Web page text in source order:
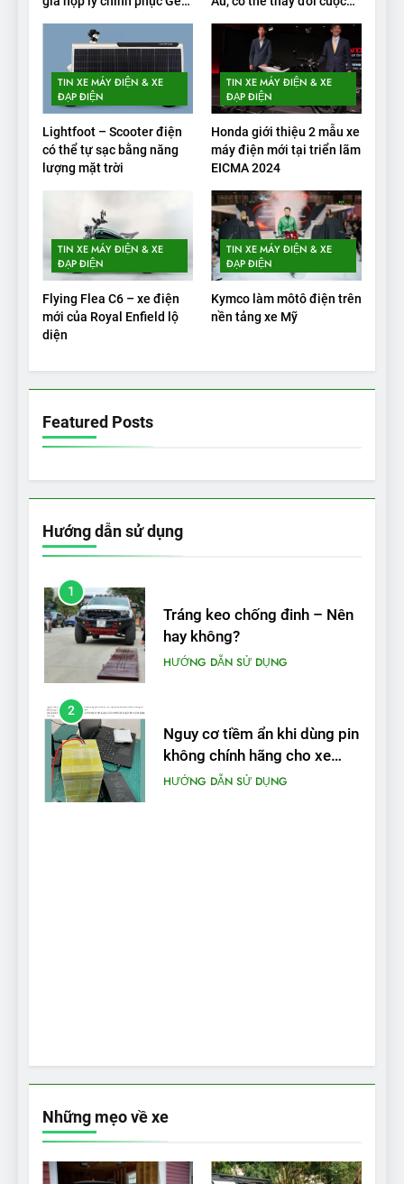
Test quãng đường thực tế
của VinFast VF3: Vượt công
bố từ nhà sản xuất
THỬ NGHIỆM PHẠM VI PIN
Thử nghiệm phạm vi thực tế
của Tesla Model 3 LR 2024
THỬ NGHIỆM PHẠM VI PIN
4
VinFast VF 8 chạy cao tốc
được bao xa, mỗi kW điện đi
được bao nhiêu km?
THỬ NGHIỆM PHẠM VI PIN
TIN XE MÁY ĐIỆN & XE
ĐẠP ĐIỆN
Lightfoot – Scooter điện
có thể tự sạc bằng năng
lượng mặt trời
TIN XE MÁY ĐIỆN & XE
ĐẠP ĐIỆN
Honda giới thiệu 2 mẫu xe
máy điện mới tại triển lãm
EICMA 2024
TIN XE MÁY ĐIỆN & XE
ĐẠP ĐIỆN
Flying Flea C6 – xe điện
mới của Royal Enfield lộ
diện
TIN XE MÁY ĐIỆN & XE
ĐẠP ĐIỆN
Kymco làm môtô điện trên
nền tảng xe Mỹ
Featured Posts
Hướng dẫn sử dụng
1
Tráng keo chống đinh – Nên
hay không?
HƯỚNG DẪN SỬ DỤNG
2
Nguy cơ tiềm ẩn khi dùng pin
không chính hãng cho xe
máy điện
HƯỚNG DẪN SỬ DỤNG
Những mẹo về xe